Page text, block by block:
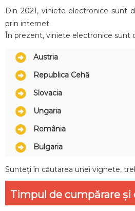
Din 2021, viniete electronice sunt
prin internet.
În prezent, viniete electronice sunt
Austria
Republica Cehă
Slovacia
Ungaria
România
Bulgaria
Sunteți în căutarea unei vignete,
Timpul de cumpărare